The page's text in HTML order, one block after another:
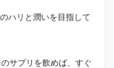
ハリと潤いを目指して
サプリを飲めば、すぐ